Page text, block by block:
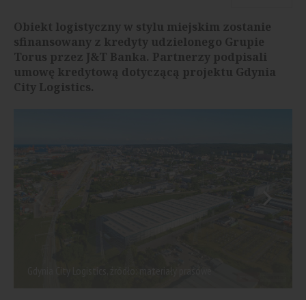
Obiekt logistyczny w stylu miejskim zostanie
sfinansowany z kredyty udzielonego Grupie
Torus przez J&T Banka. Partnerzy podpisali
umowę kredytową dotyczącą projektu Gdynia
City Logistics.